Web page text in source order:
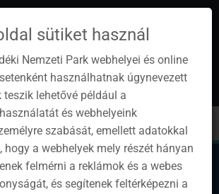
YoutubeFacebookProgramok
Newsletter
de
Toggle
cart
Toggle
navigation
Anmelden
sütiket használ
Nemzeti Park webhelyei és online
használhatnak úgynevezett
teszik lehetővé például a
és webhelyeink
szabását, emellett adatokkal
hogy a webhelyek mely részét hányan
felmérni a reklámok és a webes
és segítenek feltérképezni a